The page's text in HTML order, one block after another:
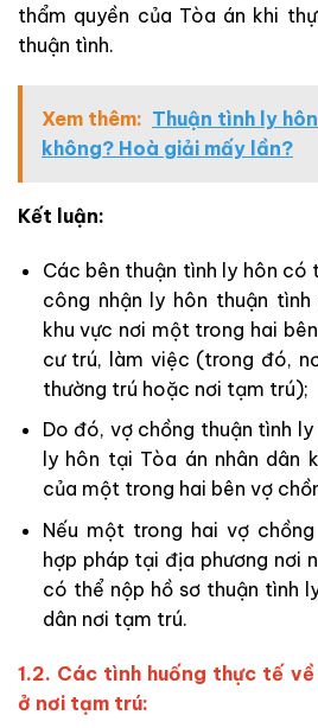
thẩm quyền của Tòa án khi
thuận tình.
Xem thêm: Thuận tình ly
không? Hoà giải mấy lần?
Kết luận:
Các bên thuận tình ly hôn có
công nhận ly hôn thuận
khu vực nơi một trong hai
cư trú, làm việc (trong đó,
thường trú hoặc nơi tạm trú);
Do đó, vợ chồng thuận tình
ly hôn tại Tòa án nhân dân
của một trong hai bên vợ
Nếu một trong hai vợ
hợp pháp tại địa phương nơi
có thể nộp hồ sơ thuận tình
dân nơi tạm trú.
1.2. Các tình huống thực tế
ở nơi tạm trú: